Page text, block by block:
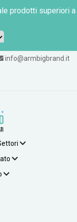
prodotti superiori a
info@armbigbrand.it